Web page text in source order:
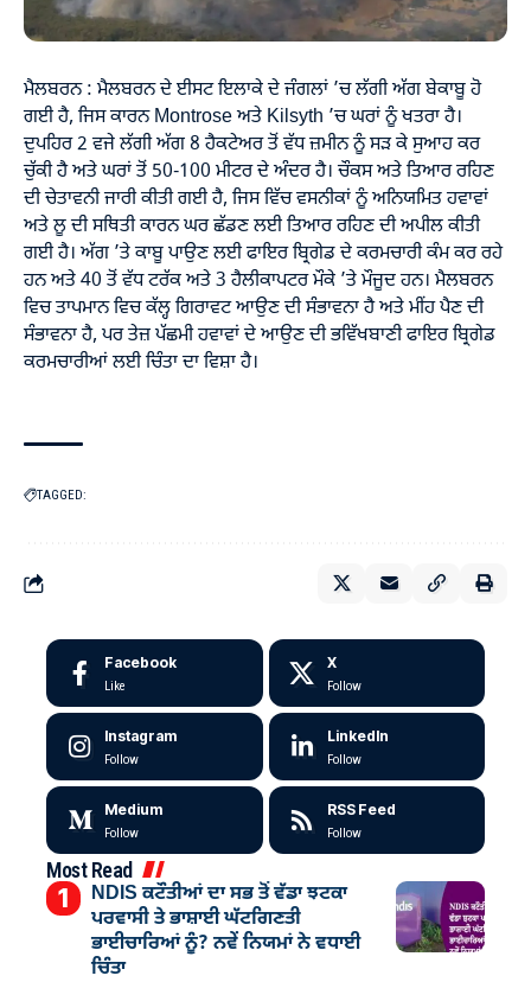
ਮੈਲਬਰਨ : ਮੈਲਬਰਨ ਦੇ ਈਸਟ ਇਲਾਕੇ ਦੇ ਜੰਗਲਾਂ ’ਚ ਲੱਗੀ ਅੱਗ ਬੇਕਾਬੂ ਹੋ
ਗਈ ਹੈ, ਜਿਸ ਕਾਰਨ Montrose ਅਤੇ Kilsyth ’ਚ ਘਰਾਂ ਨੂੰ ਖਤਰਾ ਹੈ।
ਦੁਪਹਿਰ 2 ਵਜੇ ਲੱਗੀ ਅੱਗ 8 ਹੈਕਟੇਅਰ ਤੋਂ ਵੱਧ ਜ਼ਮੀਨ ਨੂੰ ਸੜ ਕੇ ਸੁਆਹ ਕਰ
ਚੁੱਕੀ ਹੈ ਅਤੇ ਘਰਾਂ ਤੋਂ 50-100 ਮੀਟਰ ਦੇ ਅੰਦਰ ਹੈ। ਚੌਕਸ ਅਤੇ ਤਿਆਰ ਰਹਿਣ
ਦੀ ਚੇਤਾਵਨੀ ਜਾਰੀ ਕੀਤੀ ਗਈ ਹੈ, ਜਿਸ ਵਿੱਚ ਵਸਨੀਕਾਂ ਨੂੰ ਅਨਿਯਮਿਤ ਹਵਾਵਾਂ
ਅਤੇ ਲੂ ਦੀ ਸਥਿਤੀ ਕਾਰਨ ਘਰ ਛੱਡਣ ਲਈ ਤਿਆਰ ਰਹਿਣ ਦੀ ਅਪੀਲ ਕੀਤੀ
ਗਈ ਹੈ। ਅੱਗ ’ਤੇ ਕਾਬੂ ਪਾਉਣ ਲਈ ਫਾਇਰ ਬ੍ਰਿਗੇਡ ਦੇ ਕਰਮਚਾਰੀ ਕੰਮ ਕਰ ਰਹੇ
ਹਨ ਅਤੇ 40 ਤੋਂ ਵੱਧ ਟਰੱਕ ਅਤੇ 3 ਹੈਲੀਕਾਪਟਰ ਮੌਕੇ ’ਤੇ ਮੌਜੂਦ ਹਨ। ਮੈਲਬਰਨ
ਵਿਚ ਤਾਪਮਾਨ ਵਿਚ ਕੱਲ੍ਹ ਗਿਰਾਵਟ ਆਉਣ ਦੀ ਸੰਭਾਵਨਾ ਹੈ ਅਤੇ ਮੀਂਹ ਪੈਣ ਦੀ
ਸੰਭਾਵਨਾ ਹੈ, ਪਰ ਤੇਜ਼ ਪੱਛਮੀ ਹਵਾਵਾਂ ਦੇ ਆਉਣ ਦੀ ਭਵਿੱਖਬਾਣੀ ਫਾਇਰ ਬ੍ਰਿਗੇਡ
ਕਰਮਚਾਰੀਆਂ ਲਈ ਚਿੰਤਾ ਦਾ ਵਿਸ਼ਾ ਹੈ।
TAGGED:
Facebook
Like
X
Follow
Instagram
Follow
LinkedIn
Follow
Medium
Follow
RSS Feed
Follow
Most Read
NDIS ਕਟੌਤੀਆਂ ਦਾ ਸਭ ਤੋਂ ਵੱਡਾ ਝਟਕਾ
ਪਰਵਾਸੀ ਤੇ ਭਾਸ਼ਾਈ ਘੱਟਗਿਣਤੀ
ਭਾਈਚਾਰਿਆਂ ਨੂੰ? ਨਵੇਂ ਨਿਯਮਾਂ ਨੇ ਵਧਾਈ
ਚਿੰਤਾ